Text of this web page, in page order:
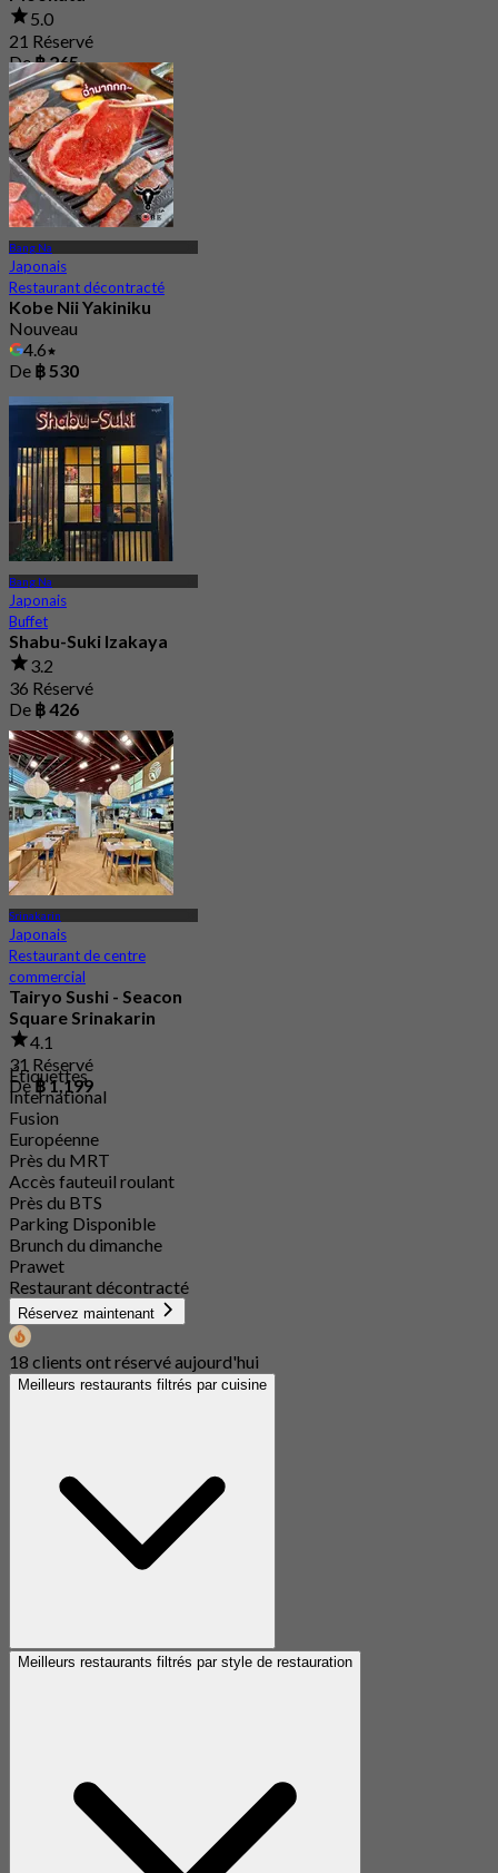
5.0
21 Réservé
De฿ 265
Bang Na
Japonais
Restaurant décontracté
Kobe Nii Yakiniku
Nouveau
4.6
De ฿ 530
Bang Na
Japonais
Buffet
Shabu-Suki Izakaya
3.2
36 Réservé
De ฿ 426
Srinakarin
Japonais
Restaurant de centre
commercial
Tairyo Sushi - Seacon
Square Srinakarin
4.1
31 Réservé
De฿ 1,199
Étiquettes
International
Fusion
Européenne
Près du MRT
Accès fauteuil roulant
Près du BTS
Parking Disponible
Brunch du dimanche
Prawet
Restaurant décontracté
Réservez maintenant
18 clients ont réservé aujourd'hui
Meilleurs restaurants filtrés par cuisine
Meilleurs restaurants filtrés par style de restauration